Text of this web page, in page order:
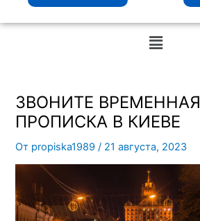
Меню
ЗВОНИТЕ ВРЕМЕННАЯ
ПРОПИСКА В КИЕВЕ
От propiska1989/ 21 августа, 2023